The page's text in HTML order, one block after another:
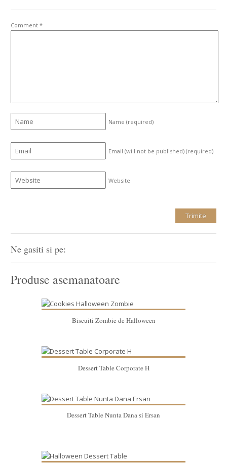
Comment*
Name(required)
Email (will not be published)(required)
Website
Ne gasiti si pe:
Produse asemanatoare
Biscuiti Zombie de Halloween
Dessert Table Corporate H
Dessert Table Nunta Dana si Ersan